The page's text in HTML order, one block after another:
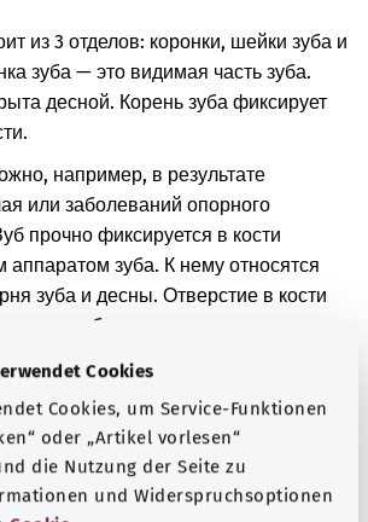
Cookies
Cookies, um Service-Funktionen
oder „Artikel vorlesen“
die Nutzung der Seite zu
und Widerspruchsoptionen
из 3 отделов: коронки, шейки зуба и
зуба — это видимая часть зуба.
десной. Корень зуба фиксирует
например, в результате
или заболеваний опорного
прочно фиксируется в кости
зуба. К нему относятся
зуба и десны. Отверстие в кости
зуб, также является частью
они сильно повреждены.
обозначения